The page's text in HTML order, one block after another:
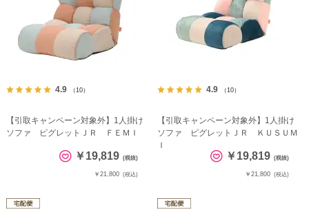
4.9 （10）
【引取キャンペーン対象外】1人掛け
ソファ ピグレットＪＲ ＦＥＭＩ
￥19,819 (税抜)
￥21,800 (税込)
4.9 （10）
【引取キャンペーン対象外】1人掛け
ソファ ピグレットＪＲ ＫＵＳＵＭ
Ｉ
￥19,819 (税抜)
￥21,800 (税込)